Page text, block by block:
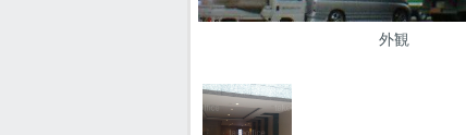
外観